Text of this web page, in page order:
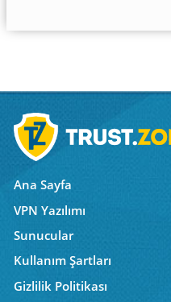
Ana Sayfa
VPN Yazılımı
Sunucular
Kullanım Şartları
Gizlilik Politikası